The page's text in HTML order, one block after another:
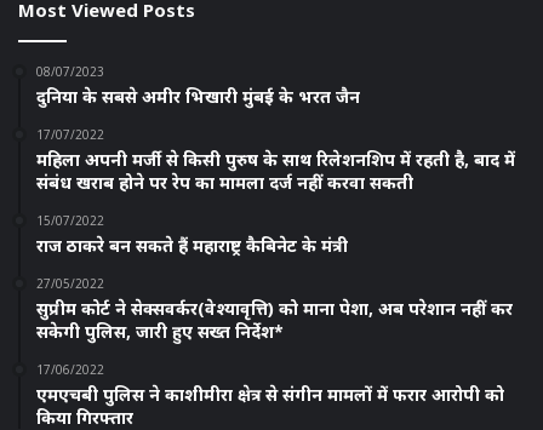
Most Viewed Posts
08/07/2023
दुनिया के सबसे अमीर भिखारी मुंबई के भरत जैन
17/07/2022
महिला अपनी मर्जी से किसी पुरुष के साथ रिलेशनशिप में रहती है, बाद में
संबंध खराब होने पर रेप का मामला दर्ज नहीं करवा सकती
15/07/2022
राज ठाकरे बन सकते हैं महाराष्ट्र कैबिनेट के मंत्री
27/05/2022
सुप्रीम कोर्ट ने सेक्सवर्कर(वेश्यावृत्ति) को माना पेशा, अब परेशान नहीं कर
सकेगी पुलिस, जारी हुए सख्त निर्देश*
17/06/2022
एमएचबी पुलिस ने काशीमीरा क्षेत्र से संगीन मामलों में फरार आरोपी को
किया गिरफ्तार